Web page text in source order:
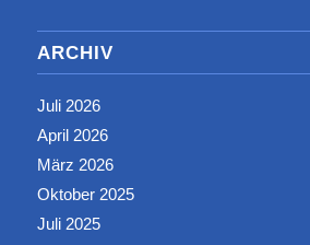
ARCHIV
Juli 2026
April 2026
März 2026
Oktober 2025
Juli 2025